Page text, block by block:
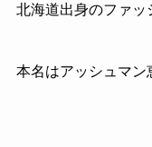
北海道出身のファッ
本名はアッシュマン